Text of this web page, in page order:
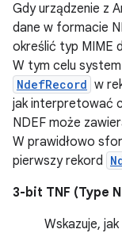
Gdy urządzenie z
dane w formacie
określić typ MIME
W tym celu
NdefRecord w
jak interpretować
NDEF może
W prawidłowo
pierwszy rekord
3-bit TNF (Type
Wskazuje,